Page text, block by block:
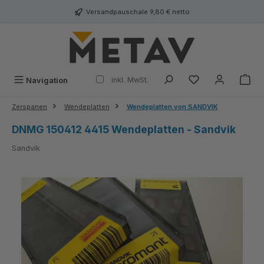
Versandpauschale 9,80 € netto
Navigation inkl. MwSt.
Zerspanen Wendeplatten Wendeplatten von SANDVIK
DNMG 150412 4415 Wendeplatten - Sandvik
Sandvik
Bildergalerie überspringen